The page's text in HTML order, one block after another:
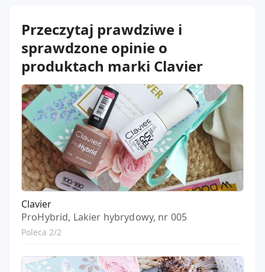
Przeczytaj prawdziwe i
sprawdzone opinie o
produktach marki Clavier
Clavier
ProHybrid, Lakier hybrydowy, nr 005
Poleca 2/2